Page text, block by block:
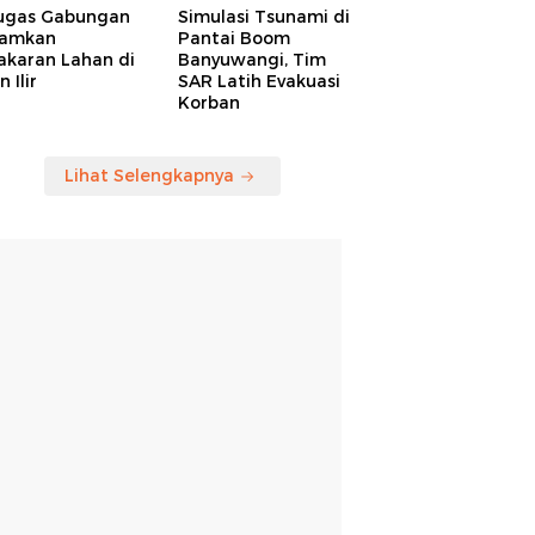
Gabungan
Lahan di
Ilir
Simulasi Tsunami di
Pantai Boom
Banyuwangi, Tim
SAR Latih Evakuasi
Korban
Lihat Selengkapnya